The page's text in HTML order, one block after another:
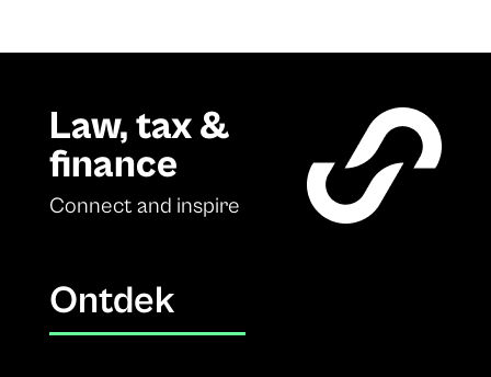
Law, tax &
finance
Connect and inspire
Ontdek